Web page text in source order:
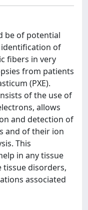
be of potential
of
fibers in very
from patients
(PXE).
of the use of
allows
and detection of
and of their ion
This
in any tissue
tissue disorders,
associated